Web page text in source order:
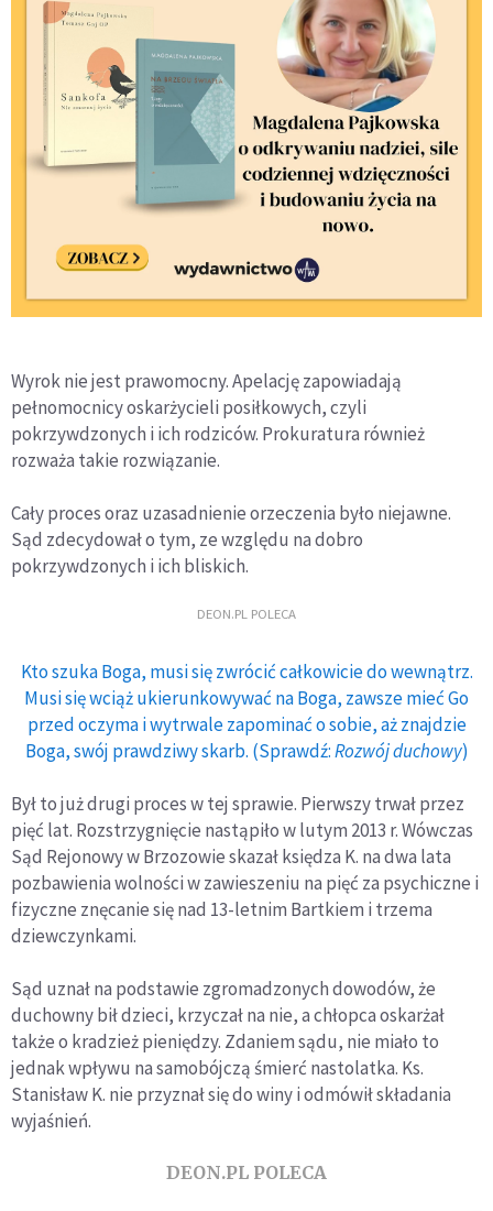
Wyrok nie jest prawomocny. Apelację zapowiadają
pełnomocnicy oskarżycieli posiłkowych, czyli
pokrzywdzonych i ich rodziców. Prokuratura również
rozważa takie rozwiązanie.
Cały proces oraz uzasadnienie orzeczenia było niejawne.
Sąd zdecydował o tym, ze względu na dobro
pokrzywdzonych i ich bliskich.
DEON.PL POLECA
Kto szuka Boga, musi się zwrócić całkowicie do wewnątrz.
Musi się wciąż ukierunkowywać na Boga, zawsze mieć Go
przed oczyma i wytrwale zapominać o sobie, aż znajdzie
Boga, swój prawdziwy skarb. (Sprawdź:Rozwój duchowy)
Był to już drugi proces w tej sprawie. Pierwszy trwał przez
pięć lat. Rozstrzygnięcie nastąpiło w lutym 2013 r. Wówczas
Sąd Rejonowy w Brzozowie skazał księdza K. na dwa lata
pozbawienia wolności w zawieszeniu na pięć za psychiczne i
fizyczne znęcanie się nad 13-letnim Bartkiem i trzema
dziewczynkami.
Sąd uznał na podstawie zgromadzonych dowodów, że
duchowny bił dzieci, krzyczał na nie, a chłopca oskarżał
także o kradzież pieniędzy. Zdaniem sądu, nie miało to
jednak wpływu na samobójczą śmierć nastolatka. Ks.
Stanisław K. nie przyznał się do winy i odmówił składania
wyjaśnień.
DEON.PL POLECA